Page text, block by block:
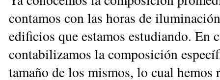
contamos con las horas de
edificios que estamos estudiando. En
contabilizamos la composición
tamaño de los mismos, lo cual hemos